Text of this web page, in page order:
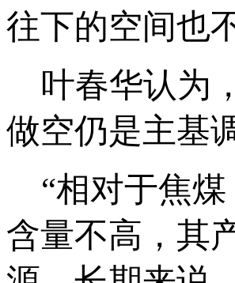
往下的空间也
叶春华认为
做空仍是主基
“相对于焦煤
含量不高，其